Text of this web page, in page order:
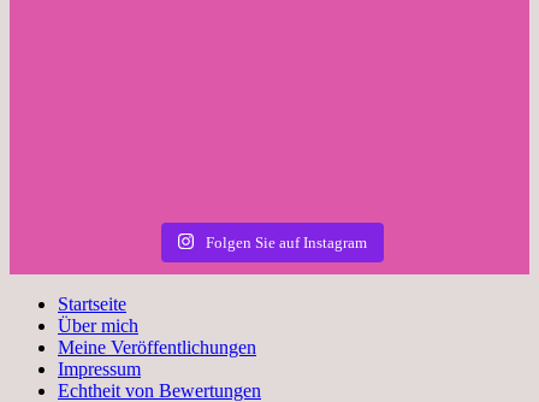
Folgen Sie auf Instagram
Startseite
Über mich
Meine Veröffentlichungen
Impressum
Echtheit von Bewertungen